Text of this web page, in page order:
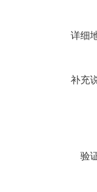
详细
补充
验